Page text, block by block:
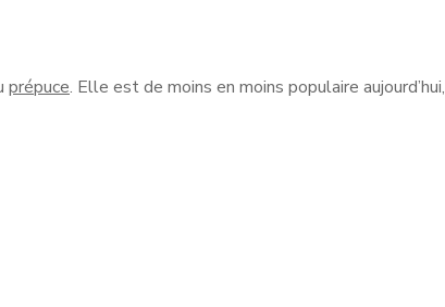
prépuce. Elle est de moins en moins populaire aujourd’hui,